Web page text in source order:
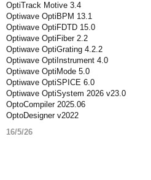
OptiTrack Motive 3.4
Optiwave OptiBPM 13.1
Optiwave OptiFDTD 15.0
Optiwave OptiFiber 2.2
Optiwave OptiGrating 4.2.2
Optiwave OptiInstrument 4.0
Optiwave OptiMode 5.0
Optiwave OptiSPICE 6.0
Optiwave OptiSystem 2026 v23.0
OptoCompiler 2025.06
OptoDesigner v2022
16/5/26